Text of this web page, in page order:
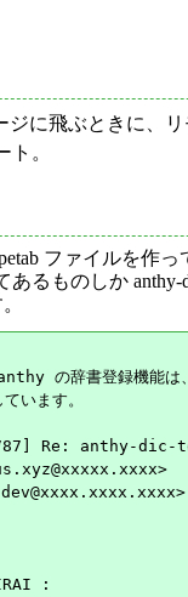
に飛ぶときに、
。
ファイルを作っ
るものしか
の辞書登録機能
います。
Re: anthy-dic-
: